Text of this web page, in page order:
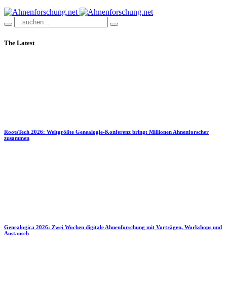
The Latest
RootsTech 2026: Weltgrößte Genealogie-Konferenz bringt Millionen Ahnenforscher
zusammen
Genealogica 2026: Zwei Wochen digitale Ahnenforschung mit Vorträgen, Workshops und
Austausch